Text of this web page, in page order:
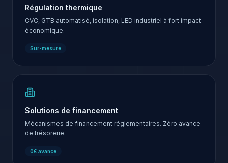
Régulation thermique
CVC, GTB automatisé, isolation, LED industriel à fort impact
économique.
Sur-mesure
Solutions de financement
Mécanismes de financement réglementaires. Zéro avance
de trésorerie.
0€ avance